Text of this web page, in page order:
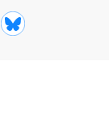
Instagram